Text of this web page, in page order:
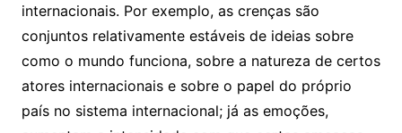
internacionais. Por exemplo, as crenças são
conjuntos relativamente estáveis de ideias sobre
como o mundo funciona, sobre a natureza de certos
atores internacionais e sobre o papel do próprio
país no sistema internacional; já as emoções,